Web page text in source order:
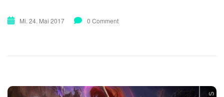
Mi. 24. Mai 2017 0 Comment